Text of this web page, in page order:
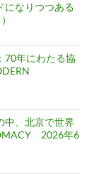
になりつつある
70年にわたる協
中、北京で世界
2026年6